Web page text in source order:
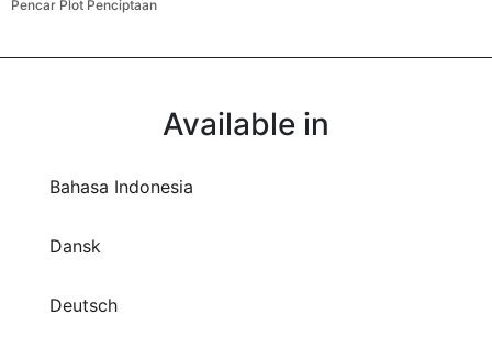
Pencar Plot Penciptaan
Available in
Bahasa Indonesia
Dansk
Deutsch